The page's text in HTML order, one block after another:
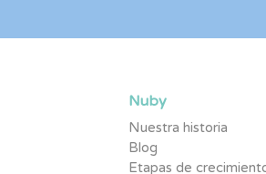
Nuby
Nuestra historia
Blog
Etapas de